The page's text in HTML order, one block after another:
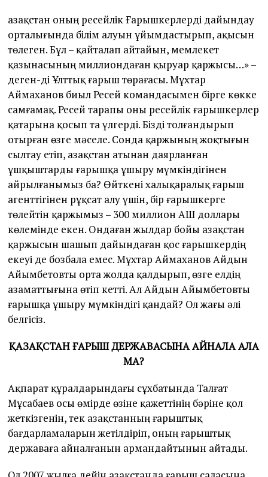
Қазақстан оның ресейлік Ғарышкерлерді дайындау
орталығында білім алуын ұйымдастырып, ақысын
төлеген. Бұл – қайталап айтайын, мемлекет
қазынасының миллиондаған қыруар қаржысы…» –
деген-ді Ұлттық ғарыш төрағасы. Мұхтар
Аймаханов биыл Ресей командасымен бірге көкке
самғамақ. Ресей тарапы оны ресейлік ғарышкерлер
қатарына қосып та үлгерді. Бізді толғандырып
отырған өзге мәселе. Сонда қаржының жоқтығын
сылтау етіп, Қазақстан атынан даярланған
ұшқыштарды ғарышқа ұшыру мүмкіндігінен
айрылғанымыз ба? Өйткені халықаралық ғарыш
агенттігінен рұқсат алу үшін, бір ғарышкерге
төлейтін қаржымыз – 300 миллион АҚШ доллары
көлемінде екен. Ондаған жылдар бойы Қазақстан
қаржысын шашып дайындаған қос ғарышкердің
екеуі де бозбала емес. Мұхтар Аймаханов Айдын
Айымбетовты орта жолда қалдырып, өзге елдің
азаматтығына өтіп кетті. Ал Айдын Айымбетовты
ғарышқа ұшыру мүмкіндігі қандай? Ол жағы әлі
белгісіз.
ҚАЗАҚСТАН ҒАРЫШ ДЕРЖАВАСЫНА АЙНАЛА АЛА
МА?
Ақпарат құралдарындағы сұхбатында Талғат
Мұсабаев осы өмірде өзіне қажеттінің бәріне қол
жеткізгенін, тек Қазақстанның ғарыштық
бағдарламаларын жетілдіріп, оның ғарыштық
державаға айналғанын армандайтынын айтады.